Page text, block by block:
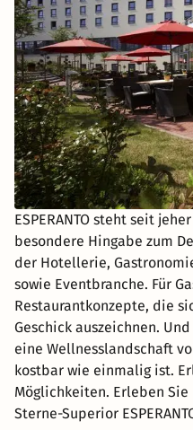
ESPERANTO steht seit
besondere Hingabe zum
der Hotellerie,
sowie Eventbranche. Für
Restaurantkonzepte, die
Geschick auszeichnen.
eine Wellnesslandschaft
kostbar wie einmalig ist.
Möglichkeiten. Erleben
Sterne-Superior